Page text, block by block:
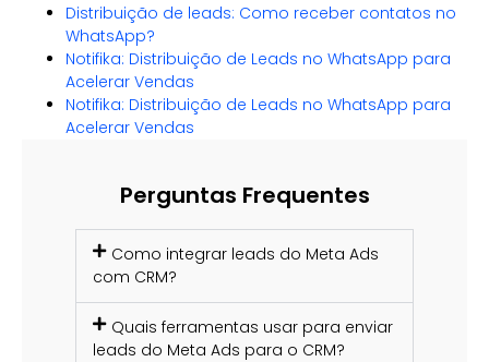
Distribuição de leads: Como receber contatos no
WhatsApp?
Notifika: Distribuição de Leads no WhatsApp para
Acelerar Vendas
Notifika: Distribuição de Leads no WhatsApp para
Acelerar Vendas
Perguntas Frequentes
Como integrar leads do Meta Ads
com CRM?
Quais ferramentas usar para enviar
leads do Meta Ads para o CRM?